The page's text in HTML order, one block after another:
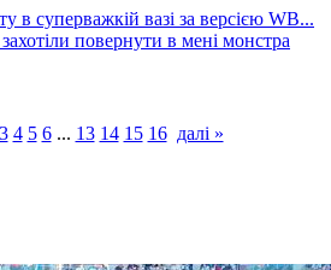
повернути в мені монстра
3 4 5 6... 13 14 15 16 далі »